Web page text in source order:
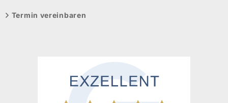
Termin vereinbaren